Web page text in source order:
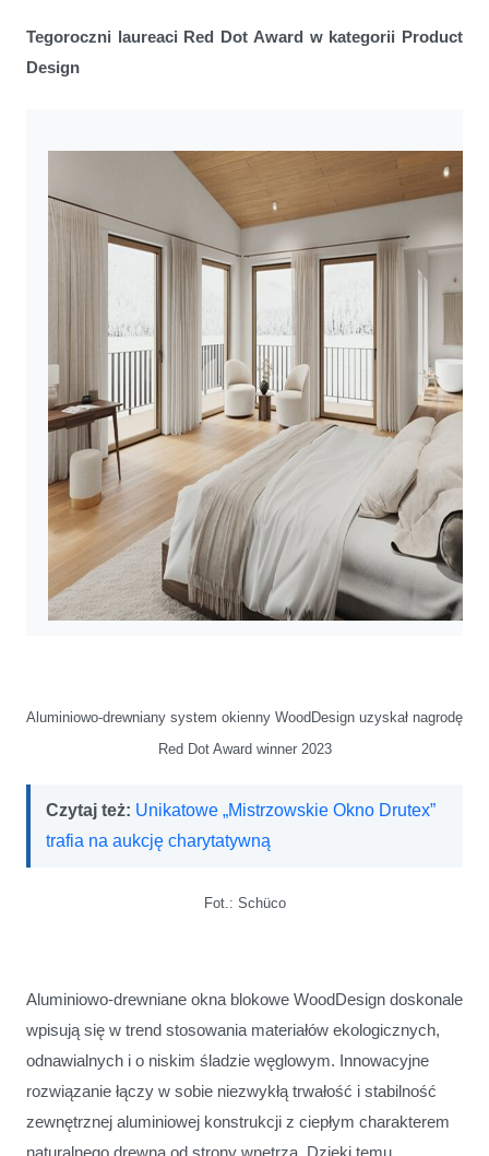
Tegoroczni laureaci Red Dot Award w kategorii Product
Design
Aluminiowo-drewniany system okienny WoodDesign uzyskał nagrodę
Red Dot Award winner 2023
Czytaj też: Unikatowe „Mistrzowskie Okno Drutex”
trafia na aukcję charytatywną
Fot.: Schüco
Aluminiowo-drewniane okna blokowe WoodDesign doskonale
wpisują się w trend stosowania materiałów ekologicznych,
odnawialnych i o niskim śladzie węglowym. Innowacyjne
rozwiązanie łączy w sobie niezwykłą trwałość i stabilność
zewnętrznej aluminiowej konstrukcji z ciepłym charakterem
naturalnego drewna od strony wnętrza. Dzięki temu